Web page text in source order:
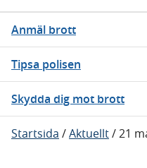
Anmäl brott
Tipsa polisen
Skydda dig mot brott
Startsida /Aktuellt/21